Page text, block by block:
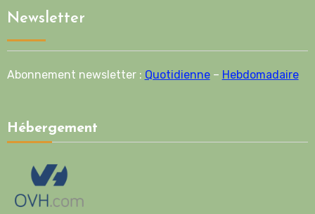
Newsletter
Abonnement newsletter : Quotidienne– Hebdomadaire
Hébergement